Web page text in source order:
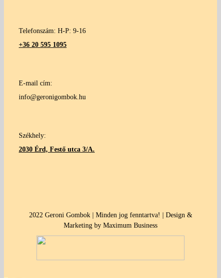
Telefonszám: H-P: 9-16
+36 20 595 1095
E-mail cím:
info@geronigombok.hu
Székhely:
2030 Érd, Festő utca 3/A.
2022 Geroni Gombok | Minden jog fenntartva! | Design &
Marketing by Maximum Business